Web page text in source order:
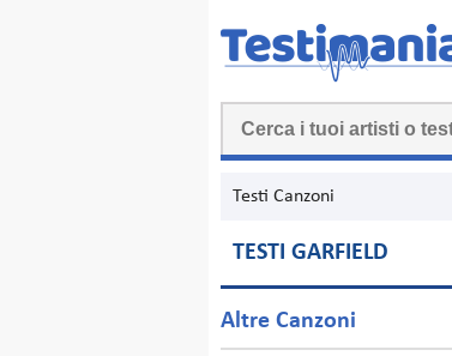
Testi Canzoni
TESTI GARFIELD
Altre Canzoni